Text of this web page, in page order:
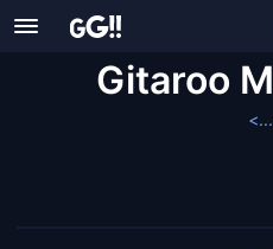
Gitaroo